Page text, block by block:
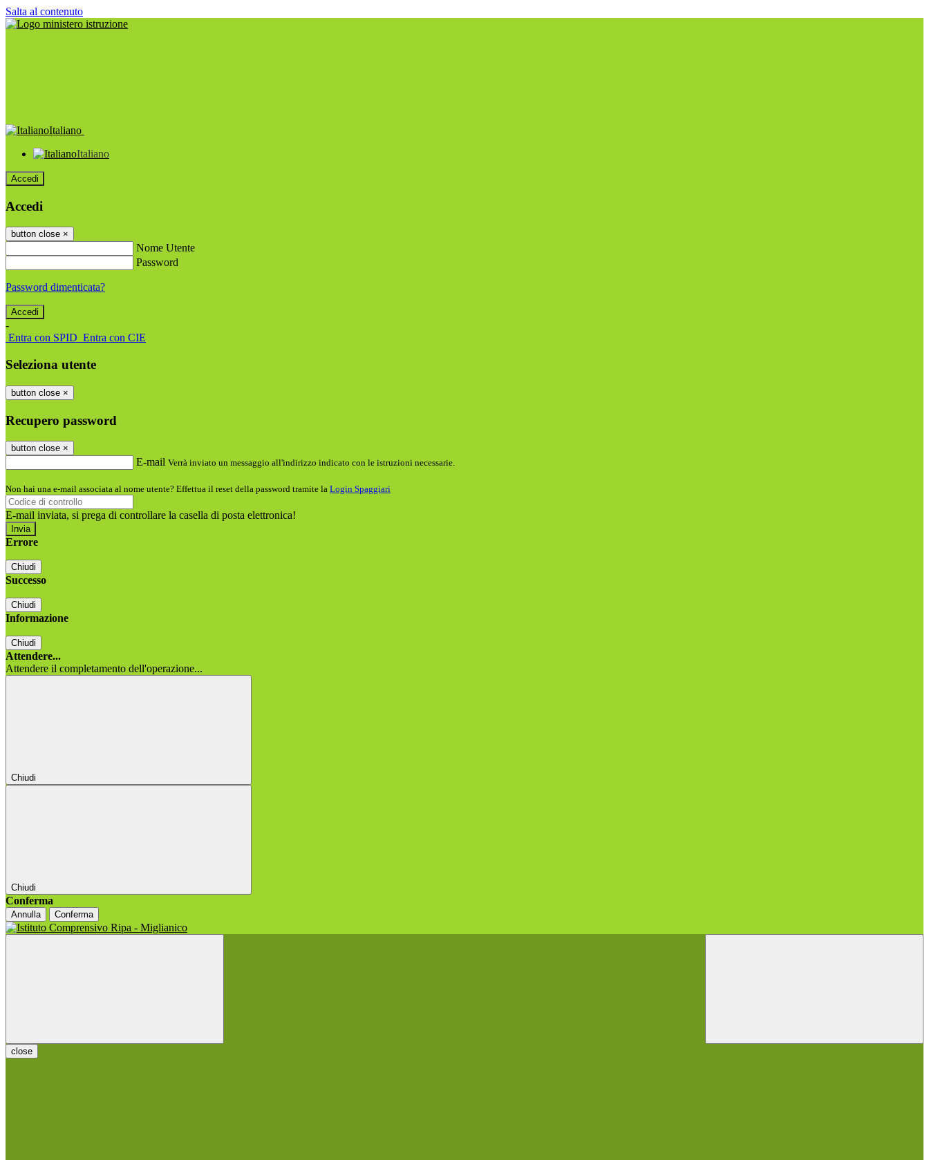
Salta al contenuto
Italiano
Italiano
Accedi
Accedi
button close ×
Nome Utente
Password
Password dimenticata?
-
Entra con SPID Entra con CIE
Seleziona utente
button close ×
Recupero password
button close ×
E-mail Verrà inviato un messaggio all'indirizzo indicato con le istruzioni necessarie.
Non hai una e-mail associata al nome utente? Effettua il reset della password tramite la Login Spaggiari
E-mail inviata, si prega di controllare la casella di posta elettronica!
Errore
Chiudi
Successo
Chiudi
Informazione
Chiudi
Attendere...
Attendere il completamento dell'operazione...
Chiudi
Chiudi
Conferma
Annulla Conferma
close